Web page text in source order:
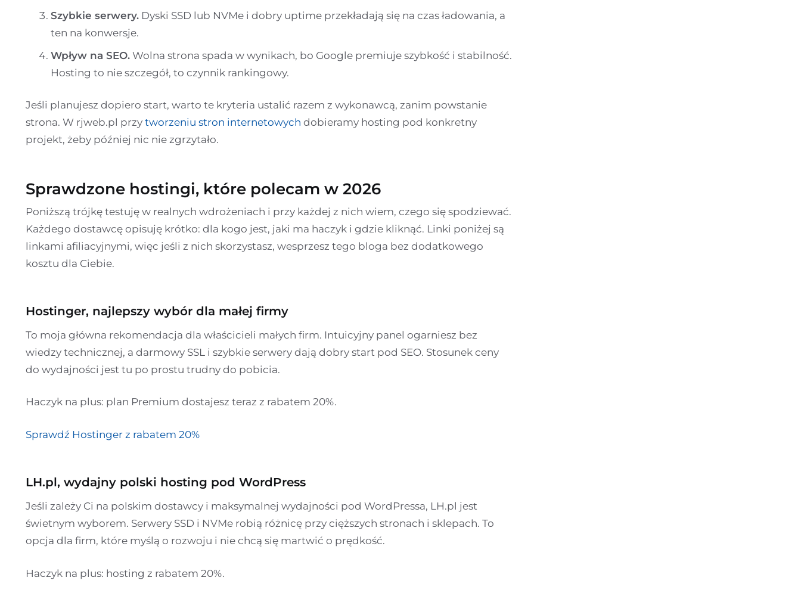
Szybkie serwery. Dyski SSD lub NVMe i dobry uptime przekładają się na czas ładowania, a
ten na konwersje.
Wpływ na SEO. Wolna strona spada w wynikach, bo Google premiuje szybkość i stabilność.
Hosting to nie szczegół, to czynnik rankingowy.
Jeśli planujesz dopiero start, warto te kryteria ustalić razem z wykonawcą, zanim powstanie
strona. W rjweb.pl przy tworzeniu stron internetowych dobieramy hosting pod konkretny
projekt, żeby później nic nie zgrzytało.
Sprawdzone hostingi, które polecam w 2026
Poniższą trójkę testuję w realnych wdrożeniach i przy każdej z nich wiem, czego się spodziewać.
Każdego dostawcę opisuję krótko: dla kogo jest, jaki ma haczyk i gdzie kliknąć. Linki poniżej są
linkami afiliacyjnymi, więc jeśli z nich skorzystasz, wesprzesz tego bloga bez dodatkowego
kosztu dla Ciebie.
Hostinger, najlepszy wybór dla małej firmy
To moja główna rekomendacja dla właścicieli małych firm. Intuicyjny panel ogarniesz bez
wiedzy technicznej, a darmowy SSL i szybkie serwery dają dobry start pod SEO. Stosunek ceny
do wydajności jest tu po prostu trudny do pobicia.
Haczyk na plus: plan Premium dostajesz teraz z rabatem 20%.
Sprawdź Hostinger z rabatem 20%
LH.pl, wydajny polski hosting pod WordPress
Jeśli zależy Ci na polskim dostawcy i maksymalnej wydajności pod WordPressa, LH.pl jest
świetnym wyborem. Serwery SSD i NVMe robią różnicę przy cięższych stronach i sklepach. To
opcja dla firm, które myślą o rozwoju i nie chcą się martwić o prędkość.
Haczyk na plus: hosting z rabatem 20%.